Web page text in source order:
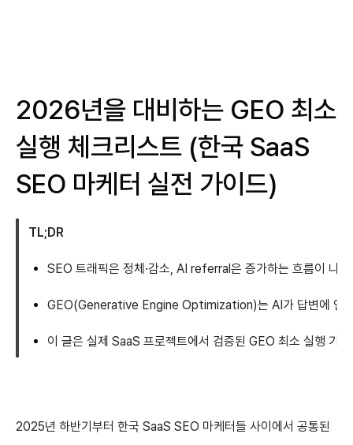
2026년을 대비하는 GEO 최소
실행 체크리스트 (한국 SaaS
SEO 마케터 실전 가이드)
TL;DR
SEO 트래픽은 정체·감소, AI referral은 증가하는 흐름이 나
GEO(Generative Engine Optimization)는 AI가 답변에 인
이 글은 실제 SaaS 프로젝트에서 검증된 GEO 최소 실행 기
2025년 하반기부터 한국 SaaS SEO 마케터들 사이에서 공통된